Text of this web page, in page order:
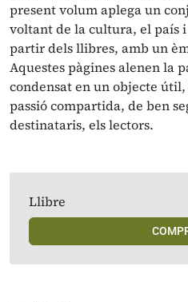
present volum aplega un
voltant de la cultura, el país
partir dels llibres, amb un
Aquestes pàgines alenen la
condensat en un objecte
passió compartida, de ben
destinataris, els lectors.
Llibre